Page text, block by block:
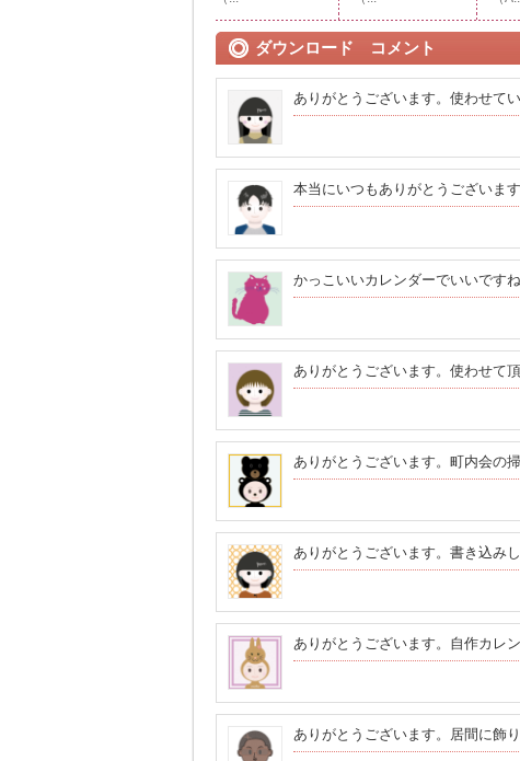
ダウンロード コメント
ありがとうございます。使わせてい
本当にいつもありがとうございます
かっこいいカレンダーでいいですね
ありがとうございます。使わせて頂
ありがとうございます。町内会の
ありがとうございます。書き込み
ありがとうございます。自作カレ
ありがとうございます。居間に飾